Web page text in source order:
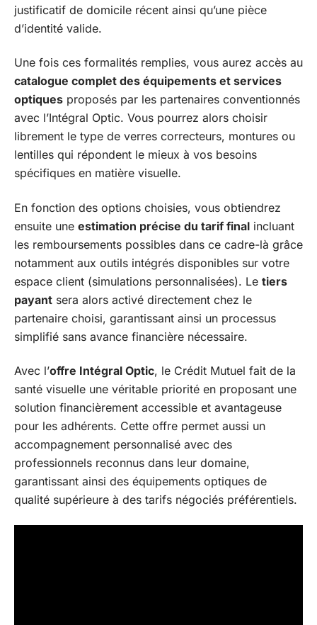
justificatif de domicile récent ainsi qu’une pièce
d’identité valide.
Une fois ces formalités remplies, vous aurez accès au
catalogue complet des équipements et services
optiques proposés par les partenaires conventionnés
avec l’Intégral Optic. Vous pourrez alors choisir
librement le type de verres correcteurs, montures ou
lentilles qui répondent le mieux à vos besoins
spécifiques en matière visuelle.
En fonction des options choisies, vous obtiendrez
ensuite une estimation précise du tarif final incluant
les remboursements possibles dans ce cadre-là grâce
notamment aux outils intégrés disponibles sur votre
espace client (simulations personnalisées). Le tiers
payant sera alors activé directement chez le
partenaire choisi, garantissant ainsi un processus
simplifié sans avance financière nécessaire.
Avec l’offre Intégral Optic, le Crédit Mutuel fait de la
santé visuelle une véritable priorité en proposant une
solution financièrement accessible et avantageuse
pour les adhérents. Cette offre permet aussi un
accompagnement personnalisé avec des
professionnels reconnus dans leur domaine,
garantissant ainsi des équipements optiques de
qualité supérieure à des tarifs négociés préférentiels.